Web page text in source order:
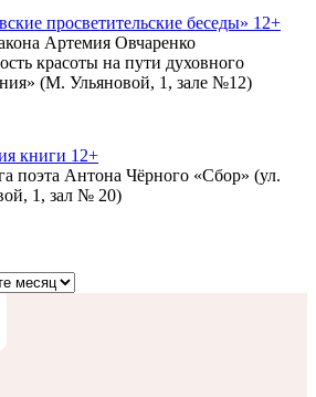
просветительские беседы» 12+
Артемия Овчаренко
красоты на пути духовного
(М. Ульяновой, 1, зале №12)
книги 12+
поэта Антона Чёрного «Сбор» (ул.
1, зал № 20)